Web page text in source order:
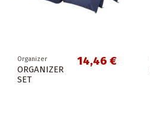
Organizer
ORGANIZER
SET
14,46 €